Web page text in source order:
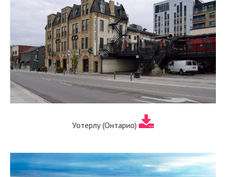
Уотерлу (Онтарио)